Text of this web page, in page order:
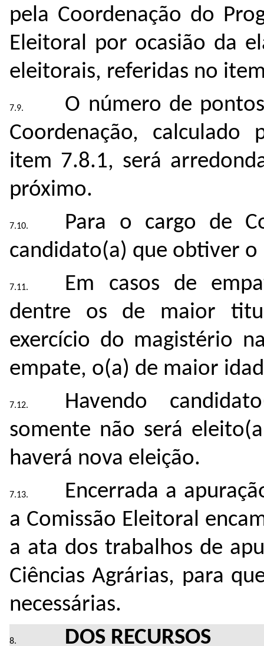
pela Coordenação do
Eleitoral por ocasião da
eleitorais, referidas no
O número de
Coordenação, calculado
item 7.8.1, será
próximo.
Para o cargo de
candidato(a) que obtiver
Em casos de
dentre os de maior
exercício do magistério
empate, o(a) de maior
Havendo
somente não será
haverá nova eleição.
Encerrada a
a Comissão Eleitoral
a ata dos trabalhos de
Ciências Agrárias, para
necessárias.
DOS RECURSOS